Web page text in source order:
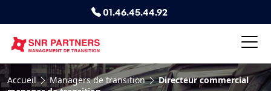
01.46.45.44.92
Accueil Managers de transition
Directeur commercial